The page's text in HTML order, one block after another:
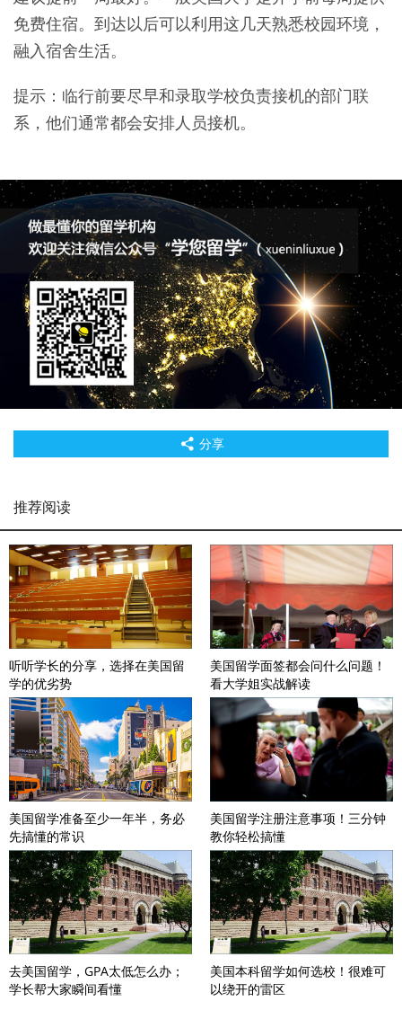
免费住宿。到达以后可以利用这几天熟悉校园环境，
融入宿舍生活。
提示：临行前要尽早和录取学校负责接机的部门联
系，他们通常都会安排人员接机。
分享
推荐阅读
听听学长的分享，选择在美国留
学的优劣势
美国留学准备至少一年半，务必
先搞懂的常识
去美国留学，GPA太低怎么办；
学长帮大家瞬间看懂
美国留学面签都会问什么问题！
看大学姐实战解读
美国留学注册注意事项！三分钟
教你轻松搞懂
美国本科留学如何选校！很难可
以绕开的雷区